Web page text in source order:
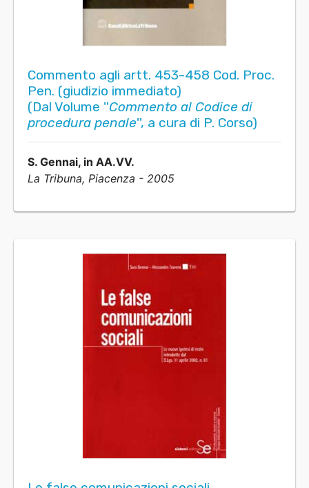
Commento agli artt. 453-458 Cod. Proc.
Pen. (giudizio immediato)
(Dal Volume ''Commento al Codice di
procedura penale'', a cura di P. Corso)
S. Gennai, in AA.VV.
La Tribuna, Piacenza - 2005